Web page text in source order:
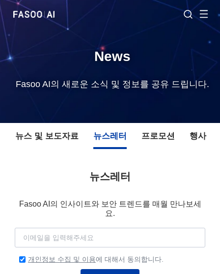
News
Fasoo AI의 새로운 소식 및 정보를 공유 드립니다.
뉴스 및 보도자료 뉴스레터 프로모션 행사
뉴스레터
Fasoo AI의 인사이트와 보안 트렌드를 매월 만나보세
요.
개인정보 수집 및 이용에 대해서 동의합니다.